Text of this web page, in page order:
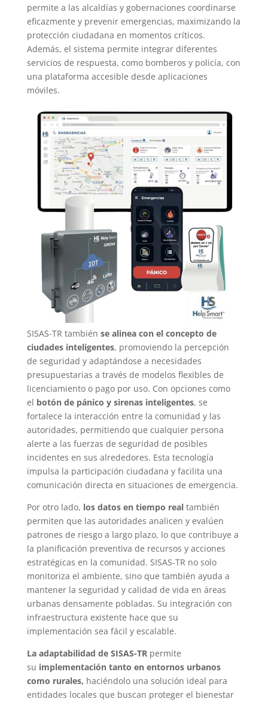
permite a las alcaldías y gobernaciones coordinarse
eficazmente y prevenir emergencias, maximizando la
protección ciudadana en momentos críticos.
Además, el sistema permite integrar diferentes
servicios de respuesta, como bomberos y policía, con
una plataforma accesible desde aplicaciones
móviles.
SISAS-TR también se alinea con el concepto de
ciudades inteligentes, promoviendo la percepción
de seguridad y adaptándose a necesidades
presupuestarias a través de modelos flexibles de
licenciamiento o pago por uso. Con opciones como
el botón de pánico y sirenas inteligentes, se
fortalece la interacción entre la comunidad y las
autoridades, permitiendo que cualquier persona
alerte a las fuerzas de seguridad de posibles
incidentes en sus alrededores. Esta tecnología
impulsa la participación ciudadana y facilita una
comunicación directa en situaciones de emergencia.
Por otro lado, los datos en tiempo realtambién
permiten que las autoridades analicen y evalúen
patrones de riesgo a largo plazo, lo que contribuye a
la planificación preventiva de recursos y acciones
estratégicas en la comunidad. SISAS-TR no solo
monitoriza el ambiente, sino que también ayuda a
mantener la seguridad y calidad de vida en áreas
urbanas densamente pobladas. Su integración con
infraestructura existente hace que su
implementación sea fácil y escalable.
La adaptabilidad de SISAS-TR permite
su implementación tanto en entornos urbanos
como rurales, haciéndolo una solución ideal para
entidades locales que buscan proteger el bienestar